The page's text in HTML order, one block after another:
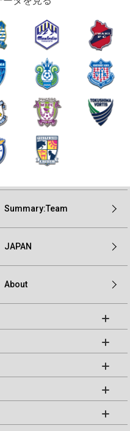
Summary:Team
JAPAN
About